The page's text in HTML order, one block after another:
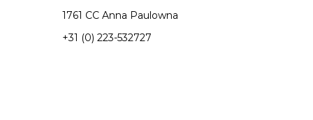
1761 CC Anna Paulowna
+31 (0) 223-532727